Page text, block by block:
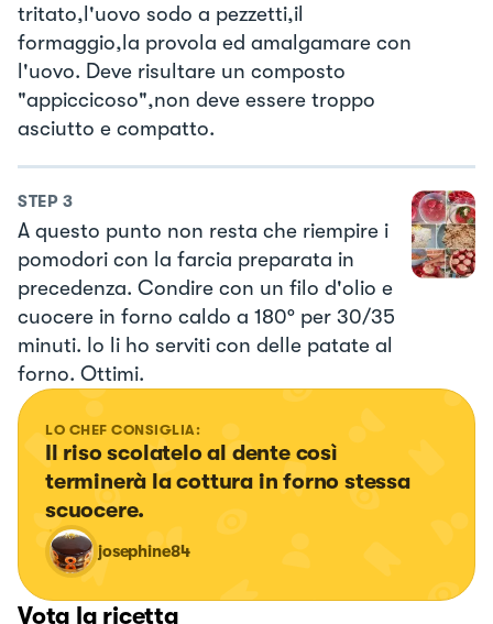
tritato,l'uovo sodo a pezzetti,il
formaggio,la provola ed amalgamare con
l'uovo. Deve risultare un composto
"appiccicoso",non deve essere troppo
asciutto e compatto.
STEP 3
A questo punto non resta che riempire i
pomodori con la farcia preparata in
precedenza. Condire con un filo d'olio e
cuocere in forno caldo a 180° per 30/35
minuti. Io li ho serviti con delle patate al
forno. Ottimi.
LO CHEF CONSIGLIA:
Il riso scolatelo al dente così
terminerà la cottura in forno stessa
scuocere.
josephine84
Vota la ricetta